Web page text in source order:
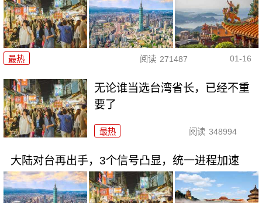
最热 阅读 271487 01-16
无论谁当选台湾省长，已经不重
要了
最热 阅读 348994
大陆对台再出手，3个信号凸显，统一进程加速